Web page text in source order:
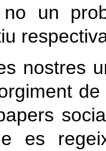
un
nostres
es